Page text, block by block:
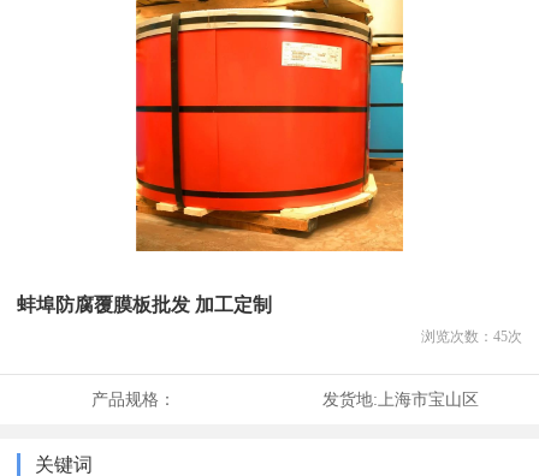
蚌埠防腐覆膜板批发 加工定制
浏览次数： 45次
产品规格： 发货地: 上海市宝山区
关键词